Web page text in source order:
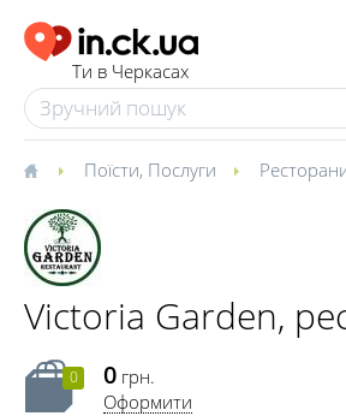
Ти в Черкасах
Поїсти, Послуги
Victoria Garden,
0 0 грн.
Оформити